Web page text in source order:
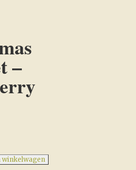
–
winkelwagen